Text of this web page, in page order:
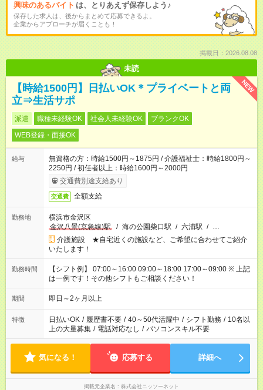
興味のあるバイト は、とりあえず保存しよう♪
保存した求人は、後からまとめて応募できるよ。
企業からアプローチが届くことも！
掲載日：2026.08.08
未読
NEW
【時給1500円】日払いOK＊プライベートと両
立⇒生活サポ
派遣 職種未経験OK 社会人未経験OK
ブランクOK
WEB登録・面接OK
給与
無資格の方：時給1500円～1875円 / 介護福祉士：時給1800円～
2250円 / 初任者以上：時給1600円～2000円
交通費別途支給あり
交通費 全額支給
勤務地
横浜市金沢区
金沢八景(京急線)駅
/ 海の公園柴口駅 / 六浦駅 / …
介護施設 ★自宅近くの施設など、ご希望に合わせてご紹介
いたします！
勤務時間
【シフト例】 07:00～16:00 09:00～18:00 17:00～09:00 ※ 上記
は一例です！その他シフトもご相談ください！
期間 即日～2ヶ月以上
特徴 日払いOK / 履歴書不要 / 40～50代活躍中 / シフト勤務 / 10名以
上の大量募集 / 電話対応なし / パソコンスキル不要
気になる！ 応募する 詳細へ
掲載元企業名 株式会社ニッソーネット